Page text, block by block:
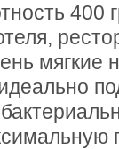
400
мягкие